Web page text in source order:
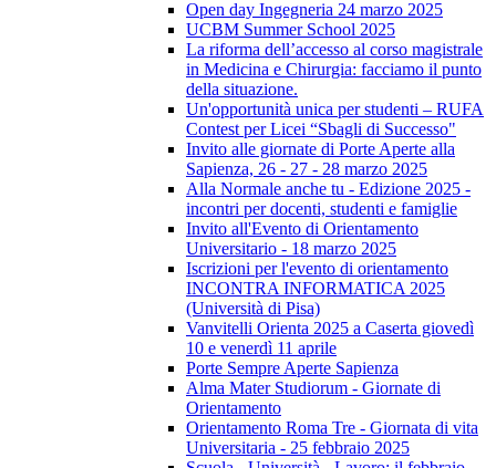
Open day Ingegneria 24 marzo 2025
UCBM Summer School 2025
La riforma dell’accesso al corso magistrale
in Medicina e Chirurgia: facciamo il punto
della situazione.
Un'opportunità unica per studenti – RUFA
Contest per Licei “Sbagli di Successo"
Invito alle giornate di Porte Aperte alla
Sapienza, 26 - 27 - 28 marzo 2025
Alla Normale anche tu - Edizione 2025 -
incontri per docenti, studenti e famiglie
Invito all'Evento di Orientamento
Universitario - 18 marzo 2025
Iscrizioni per l'evento di orientamento
INCONTRA INFORMATICA 2025
(Università di Pisa)
Vanvitelli Orienta 2025 a Caserta giovedì
10 e venerdì 11 aprile
Porte Sempre Aperte Sapienza
Alma Mater Studiorum - Giornate di
Orientamento
Orientamento Roma Tre - Giornata di vita
Universitaria - 25 febbraio 2025